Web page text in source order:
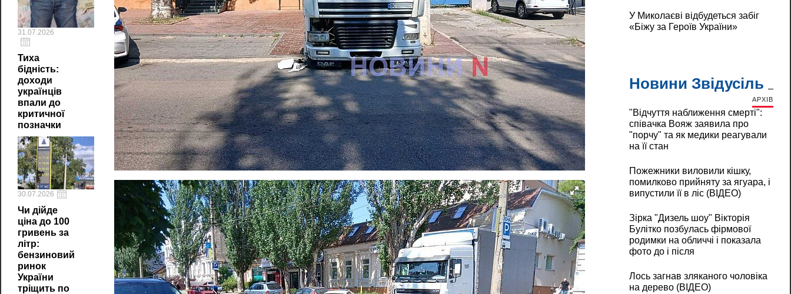
31.07.2026
Тиха
бідність:
доходи
українців
впали до
критичної
позначки
30.07.2026
Чи дійде
ціна до 100
гривень за
літр:
бензиновий
ринок
України
тріщить по
У Миколаєві відбудеться забіг
«Біжу за Героїв України»
Новини Звідусіль
АРХІВ
"Відчуття наближення смерті":
співачка Вояж заявила про
"порчу" та як медики реагували
на її стан
Пожежники виловили кішку,
помилково прийняту за ягуара, і
випустили її в ліс (ВІДЕО)
Зірка "Дизель шоу" Вікторія
Булітко позбулась фірмової
родимки на обличчі і показала
фото до і після
Лось загнав зляканого чоловіка
на дерево (ВІДЕО)